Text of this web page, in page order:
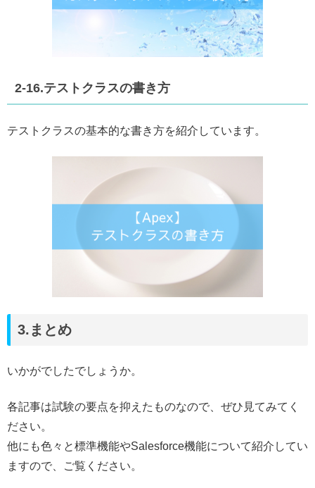
2-16.テストクラスの書き方
テストクラスの基本的な書き方を紹介しています。
3.まとめ
いかがでしたでしょうか。
各記事は試験の要点を抑えたものなので、ぜひ見てみてく
ださい。
他にも色々と標準機能やSalesforce機能について紹介してい
ますので、ご覧ください。